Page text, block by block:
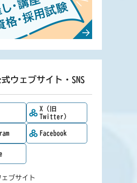
ウェブサイト・SNS
X（旧
Twitter）
Facebook
ブサイト